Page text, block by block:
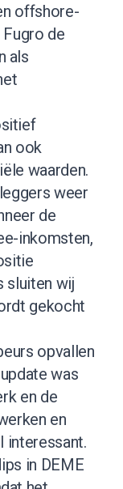
offshore-
de
als
ook
waarden.
weer
de
inkomsten,
sluiten wij
gekocht
opvallen
was
en de
en
interessant.
in DEME